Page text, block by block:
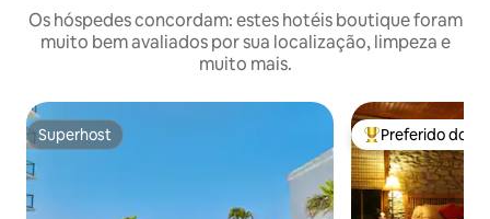
Os hóspedes concordam: estes hotéis boutique foram
muito bem avaliados por sua localização, limpeza e
muito mais.
Superhost
Superhost Entre os
Preferido dos